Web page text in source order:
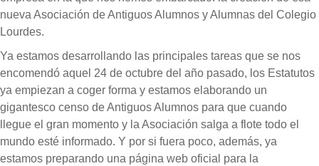
nueva Asociación de Antiguos Alumnos y Alumnas del Colegio
Lourdes.
Ya estamos desarrollando las principales tareas que se nos
encomendó aquel 24 de octubre del año pasado, los Estatutos
ya empiezan a coger forma y estamos elaborando un
gigantesco censo de Antiguos Alumnos para que cuando
llegue el gran momento y la Asociación salga a flote todo el
mundo esté informado. Y por si fuera poco, además, ya
estamos preparando una página web oficial para la